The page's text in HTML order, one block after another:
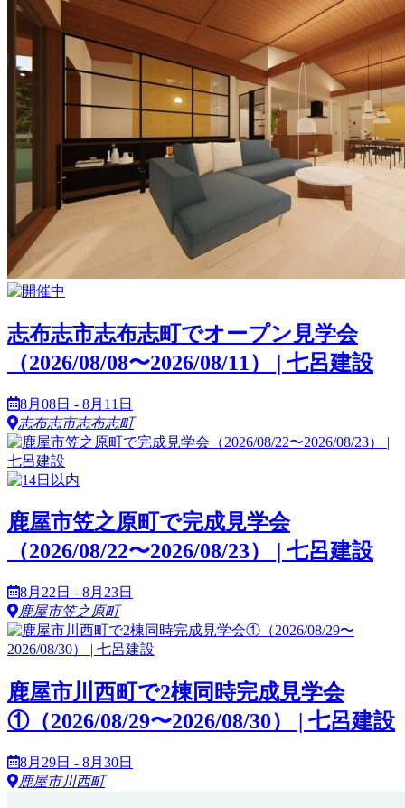
志布志市志布志町でオープン見学会
（2026/08/08〜2026/08/11） | 七呂建設
8月08日 - 8月11日
志布志市志布志町
鹿屋市笠之原町で完成見学会
（2026/08/22〜2026/08/23） | 七呂建設
8月22日 - 8月23日
鹿屋市笠之原町
鹿屋市川西町で2棟同時完成見学会
①（2026/08/29〜2026/08/30） | 七呂建設
8月29日 - 8月30日
鹿屋市川西町